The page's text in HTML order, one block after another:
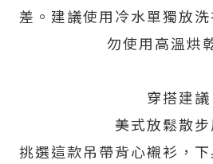
差。建議使用冷水單獨放
勿使用高溫烘
穿搭建議
美式放鬆散步
挑選這款吊帶背心襯衫，